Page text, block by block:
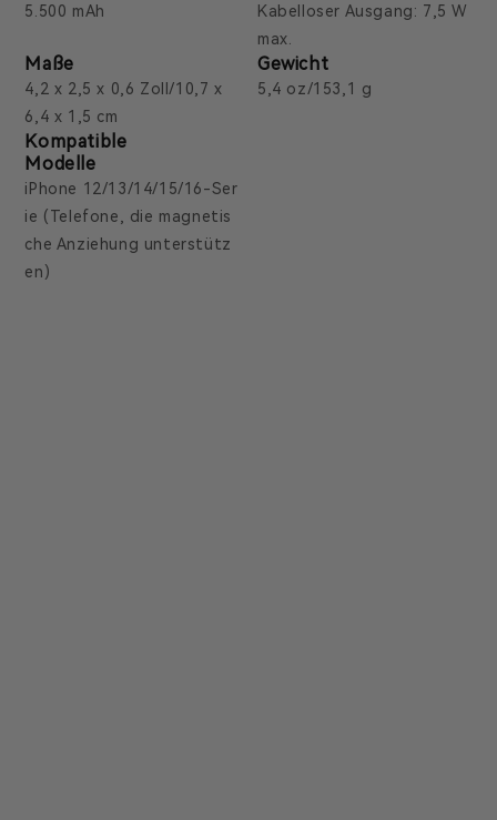
5.500 mAh
Kabelloser Ausgang: 7,5 W
max.
Maße
4,2 x 2,5 x 0,6 Zoll/10,7 x
6,4 x 1,5 cm
Gewicht
5,4 oz/153,1 g
Kompatible
Modelle
iPhone 12/13/14/15/16-Ser
ie (Telefone, die magnetis
che Anziehung unterstütz
en)